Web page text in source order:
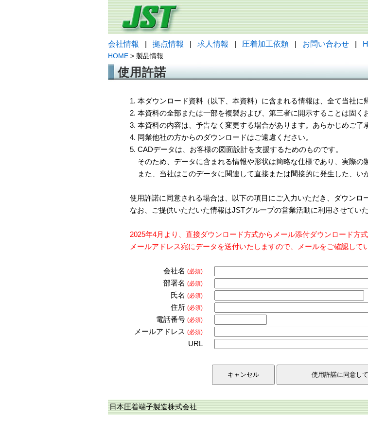
会社情報 拠点情報 求人情報 圧着加工依頼 お問い合わせ
HOME > 製品情報
使用許諾
1. 本ダウンロード資料（以下、本資料）に含まれる情報は、全て当社に
2. 本資料の全部または一部を複製および、第三者に開示することは固く
3. 本資料の内容は、予告なく変更する場合があります。あらかじめご了
4. 同業他社の方からのダウンロードはご遠慮ください。
5. CADデータは、お客様の図面設計を支援するためのものです。
そのため、データに含まれる情報や形状は簡略な仕様であり、実際の
また、当社はこのデータに関連して直接または間接的に発生した、い
使用許諾に同意される場合は、以下の項目にご入力いただき、ダウンロ
なお、ご提供いただいた情報はJSTグループの営業活動に利用させてい
2025年4月より、直接ダウンロード方式からメール添付ダウンロード方
メールアドレス宛にデータを送付いたしますので、メールをご確認して
会社名 (必須)
部署名 (必須)
氏名 (必須)
住所 (必須)
電話番号 (必須)
メールアドレス (必須)
URL
日本圧着端子製造株式会社